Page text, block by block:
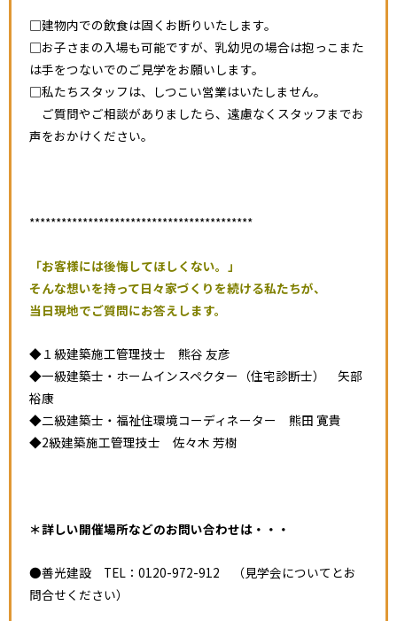
□建物内での飲食は固くお断りいたします。
□お子さまの入場も可能ですが、乳幼児の場合は抱っこまた
は手をつないでのご見学をお願いします。
□私たちスタッフは、しつこい営業はいたしません。
ご質問やご相談がありましたら、遠慮なくスタッフまでお
声をおかけください。
******************************************
「お客様には後悔してほしくない。」
そんな想いを持って日々家づくりを続ける私たちが、
当日現地でご質問にお答えします。
◆１級建築施工管理技士 熊谷 友彦
◆一級建築士・ホームインスペクター（住宅診断士） 矢部
裕康
◆二級建築士・福祉住環境コーディネーター 熊田 寛貴
◆2級建築施工管理技士 佐々木 芳樹
＊詳しい開催場所などのお問い合わせは・・・
●善光建設 TEL：0120-972-912 （見学会についてとお
問合せください）